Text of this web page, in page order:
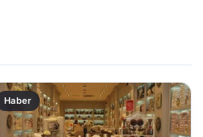
Haber